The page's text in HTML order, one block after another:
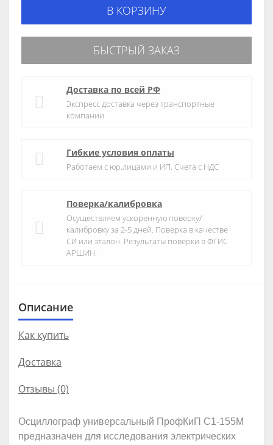
В КОРЗИНУ
БЫСТРЫЙ ЗАКАЗ
Доставка по всей РФ
Экспресс доставка через транспортные
компании
Гибкие условия оплаты
Работаем с юр.лицами и ИП. Счета с НДС
Поверка/калибровка
Осуществляем ускоренную поверку/
калибровку за 2-5 дней. Поверка в качестве
СИ или эталон. Результаты поверки в ФГИС
АРШИН.
Описание
Как купить
Доставка
Отзывы (0)
Осциллограф универсальный ПрофКиП С1-155М
предназначен для исследования электрических